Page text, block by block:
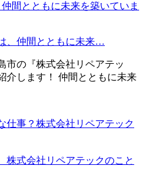
、仲間とともに未来…
市の『株式会社リペアテッ
介します！ 仲間とともに未来
仕事？株式会社リペアテック
株式会社リペアテックのこと